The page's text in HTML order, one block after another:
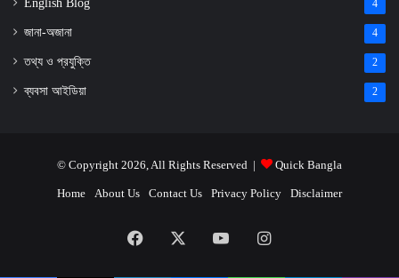
English Blog 4
জানা-অজানা 4
তথ্য ও প্রযুক্তি 2
ব্যবসা আইডিয়া 2
© Copyright 2026, All Rights Reserved | Quick Bangla
Home About Us Contact Us Privacy Policy Disclaimer
Facebook YouTubeInstagram